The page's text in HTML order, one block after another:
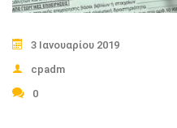
3 Ιανουαρίου 2019
cpadm
0